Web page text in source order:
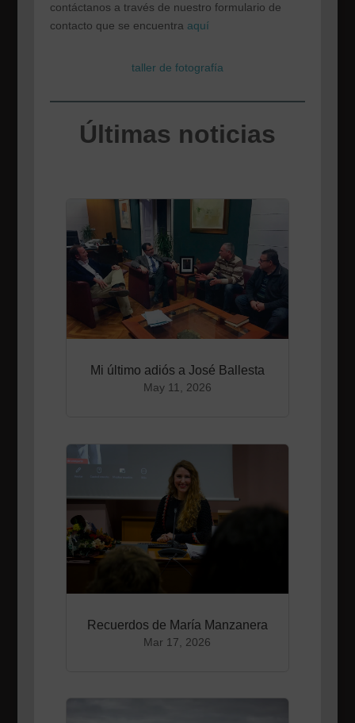
contáctanos a través de nuestro formulario de
contacto que se encuentra aquí
taller de fotografía
Últimas noticias
Mi último adiós a José Ballesta
May 11, 2026
Recuerdos de María Manzanera
Mar 17, 2026